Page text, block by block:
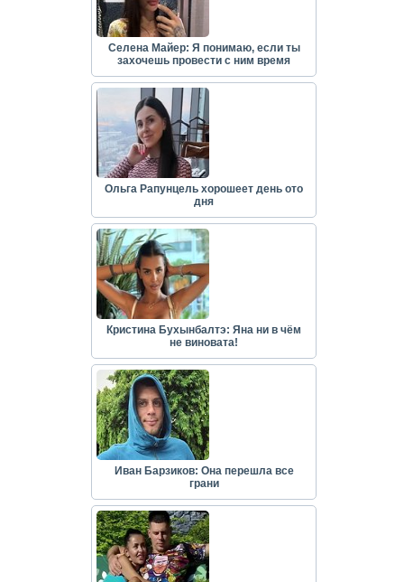
Селена Майер: Я понимаю, если ты
захочешь провести с ним время
Ольга Рапунцель хорошеет день ото
дня
Кристина Бухынбалтэ: Яна ни в чём
не виновата!
Иван Барзиков: Она перешла все
грани